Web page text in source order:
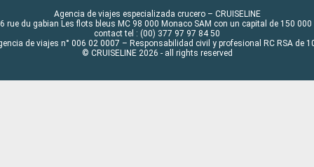
Agencia de viajes especializada crucero – CRUISELINE
rue du gabian Les flots bleus MC 98 000 Monaco SAM con un capital de 150 000
contact tel : (00) 377 97 97 84 50
de viajes n° 006 02 0007 – Responsabilidad civil y profesional RC RSA de
© CRUISELINE 2026 - all rights reserved